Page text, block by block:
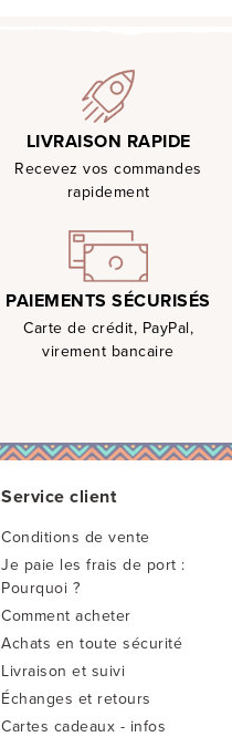
LIVRAISON RAPIDE
Recevez vos commandes
rapidement
PAIEMENTS SÉCURISÉS
Carte de crédit, PayPal,
virement bancaire
Service client
Conditions de vente
Je paie les frais de port :
Pourquoi ?
Comment acheter
Achats en toute sécurité
Livraison et suivi
Échanges et retours
Cartes cadeaux - infos